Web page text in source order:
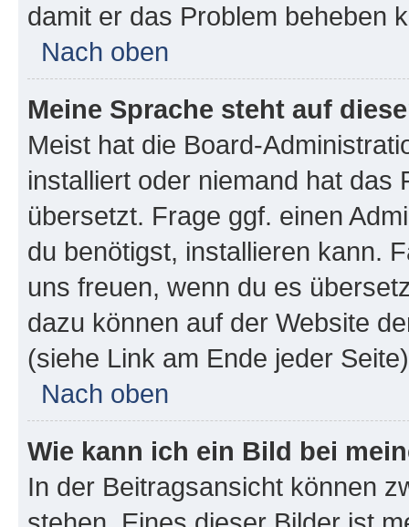
damit er das Problem beheben
Nach oben
Meine Sprache steht auf
Meist hat die Board-
installiert oder niemand hat das
übersetzt. Frage ggf. einen
du benötigst, installieren kann.
uns freuen, wenn du es
dazu können auf der Website
(siehe Link am Ende jeder
Nach oben
Wie kann ich ein Bild bei
In der Beitragsansicht können